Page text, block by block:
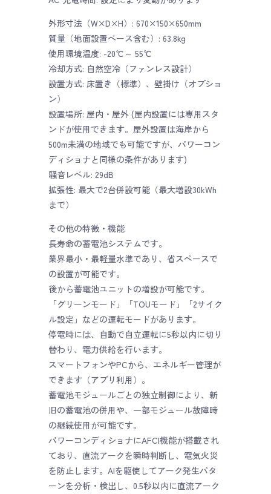
外形寸法（W×D×H）: 670×150×650mm
質量（地面設置ベース含む）: 63.8kg
使用環境温度: -20℃～ 55℃
冷却方式: 自然空冷（ファンレス設計）
設置方式: 床置き（標準）、壁掛け（オプショ
ン）
設置場所: 屋内・屋外 (屋内設置には専用スタ
ンドが使用できます。屋外設置は海岸から
500m未満の地域でも可能ですが、パワーコン
ディショナと同様の条件があります)
騒音レベル: 29dB
拡張性: 最大で2台併設可能（最大増設30kWh
まで）
その他の特徴・機能
長寿命の蓄電池システムです。
業界最小・最軽量水準であり、省スペースで
の設置が可能です。
後から蓄電池ユニットの増設が可能です。
「グリーンモード」「TOUモード」「2サイク
ル設定」などの運転モードがあります。
停電時には、自動で自立運転に5秒以内に切り
替わり、電力供給を行います。
スマートフォンやPCから、エネルギー管理が
できます（アプリ利用）。
蓄電池モジュールごとの独立制御により、新
旧の蓄電池の併用や、一部モジュール故障時
の継続使用が可能です。
パワーコンディショナにAFCI機能が搭載され
ており、直流アークを瞬時判断し、電気火災
を防止します。AIを駆使してアーク発生パタ
ーンを分析・検出し、0.5秒以内に直流アーク